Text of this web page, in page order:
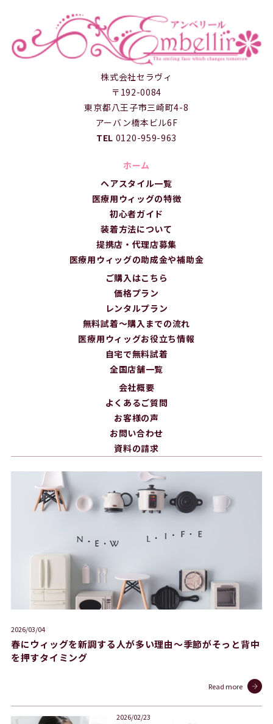
株式会社セラヴィ
〒192-0084
東京都八王子市三崎町4-8
アーバン橋本ビル6F
TEL 0120-959-963
ホーム
ヘアスタイル一覧
医療用ウィッグの特徴
初心者ガイド
装着方法について
提携店・代理店募集
医療用ウィッグの助成金や補助金
ご購入はこちら
価格プラン
レンタルプラン
無料試着～購入までの流れ
医療用ウィッグお役立ち情報
自宅で無料試着
全国店舗一覧
会社概要
よくあるご質問
お客様の声
お問い合わせ
資料の請求
2026/03/04
春にウィッグを新調する人が多い理由〜季節がそっと背中
を押すタイミング
Read more
2026/02/23